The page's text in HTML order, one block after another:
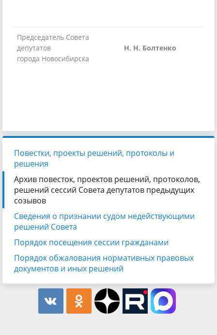
Председатель Совета
депутатов
города Новосибирска
Н. Н. Болтенко
Повестки, проекты решений, протоколы и
решения
Архив повесток, проектов решений, протоколов,
решений сессий Совета депутатов предыдущих
созывов
Сведения о признании судом недействующими
решений Совета
Порядок посещения сессии гражданами
Порядок обжалования нормативных правовых
документов и иных решений